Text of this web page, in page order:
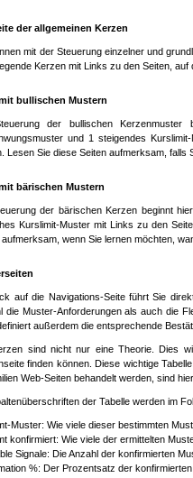
der allgemeinen Kerzen
mit der Steuerung einzelner und
Kerzen mit Links zu den Seiten,
bullischen Mustern
der bullischen
und 1 steigendes
Lesen Sie diese Seiten aufmerksam, falls
bärischen Mustern
der bärischen Kerzen beginnt
Kurslimit-Muster mit Links zu den
aufmerksam, wenn Sie lernen möchten,
auf die Navigations-Seite führt Sie
die Muster-Anforderungen als auch die
außerdem die entsprechende
sind nicht nur eine Theorie. Dies
finden können. Diese wichtige
Web-Seiten behandelt werden, sind
der Tabelle werden im
Muster: Wie viele dieser bestimmten
konfirmiert: Wie viele der ermittelten
Signale: Die Anzahl der konfirmierten
%: Der Prozentsatz der